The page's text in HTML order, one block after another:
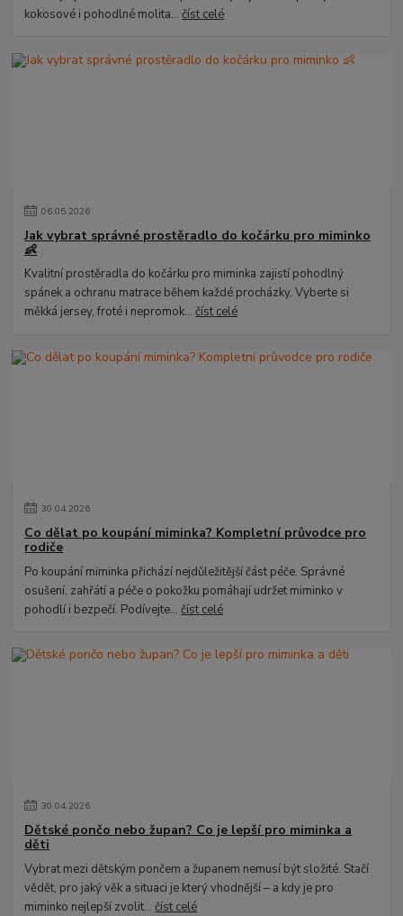
kokosové i pohodlné molita...číst celé
06.05.2026
Jak vybrat správné prostěradlo do kočárku pro miminko
👶
Kvalitní prostěradla do kočárku pro miminka zajistí pohodlný
spánek a ochranu matrace během každé procházky. Vyberte si
měkká jersey, froté i nepromok...číst celé
30.04.2026
Co dělat po koupání miminka? Kompletní průvodce pro
rodiče
Po koupání miminka přichází nejdůležitější část péče. Správné
osušení, zahřátí a péče o pokožku pomáhají udržet miminko v
pohodlí i bezpečí. Podívejte...číst celé
30.04.2026
Dětské pončo nebo župan? Co je lepší pro miminka a
děti
Vybrat mezi dětským pončem a županem nemusí být složité. Stačí
vědět, pro jaký věk a situaci je který vhodnější – a kdy je pro
miminko nejlepší zvolit...číst celé